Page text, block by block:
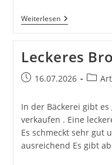
WeiterlesenDas
Gasthaus
Leckeres
Beitrag16.07.2026
In der Bäckerei gibt
verkaufen . Eine
Es schmeckt sehr gut
ausreichend Es gibt